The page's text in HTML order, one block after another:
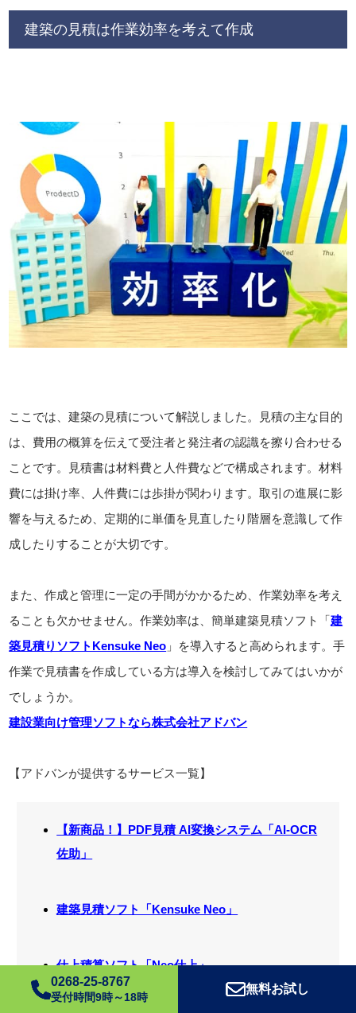
建築の見積は作業効率を考えて作成
ここでは、建築の見積について解説しました。見積の主な目的
は、費用の概算を伝えて受注者と発注者の認識を擦り合わせる
ことです。見積書は材料費と人件費などで構成されます。材料
費には掛け率、人件費には歩掛が関わります。取引の進展に影
響を与えるため、定期的に単価を見直したり階層を意識して作
成したりすることが大切です。
また、作成と管理に一定の手間がかかるため、作業効率を考え
ることも欠かせません。作業効率は、簡単建築見積ソフト「建
築見積りソフトKensuke Neo 」を導入すると高められます。手
作業で見積書を作成している方は導入を検討してみてはいかが
でしょうか。
建設業向け管理ソフトなら株式会社アドバン
【アドバンが提供するサービス一覧】
【新商品！】PDF見積 AI変換システム「AI-OCR
佐助」
建築見積ソフト「Kensuke Neo」
仕上積算ソフト「Neo仕上」
0268-25-8767
受付時間9時～18時
無料お試し